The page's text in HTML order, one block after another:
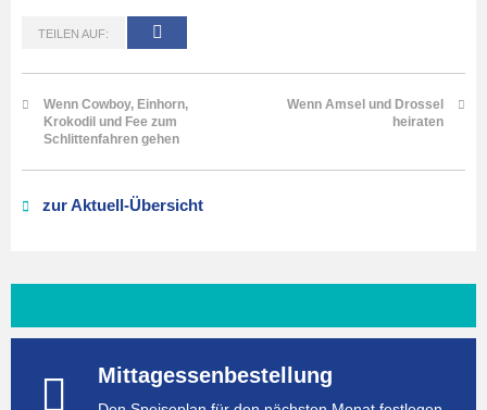
TEILEN AUF:
Wenn Cowboy, Einhorn,
Krokodil und Fee zum
Schlittenfahren gehen
Wenn Amsel und Drossel
heiraten
zur Aktuell-Übersicht
Mittagessenbestellung